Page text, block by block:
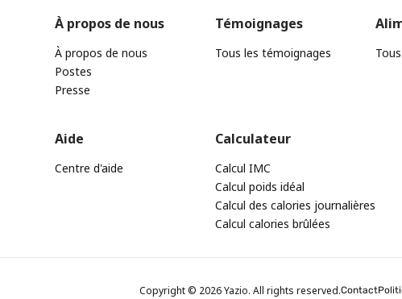
À propos de nous
À propos de nous
Postes
Presse
Témoignages
Tous les témoignages
Aide
Centre d'aide
Calculateur
Calcul IMC
Calcul poids idéal
Calcul des calories journalières
Calcul calories brûlées
Copyright © 2026 Yazio. All rights reserved.Contact